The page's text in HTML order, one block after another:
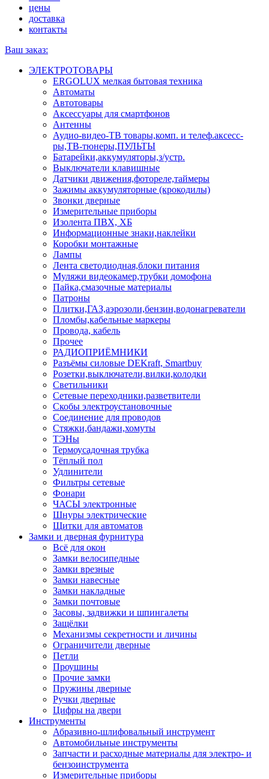
цены
доставка
контакты
Ваш заказ:
ЭЛЕКТРОТОВАРЫ
ERGOLUX мелкая бытовая техника
Автоматы
Автотовары
Аксессуары для смартфонов
Антенны
Аудио-видео-ТВ товары,комп. и телеф.аксесс-
ры,ТВ-тюнеры,ПУЛЬТЫ
Батарейки,аккумуляторы,з/устр.
Выключатели клавишные
Датчики движения,фотореле,таймеры
Зажимы аккумуляторные (крокодилы)
Звонки дверные
Измерительные приборы
Изолента ПВХ, ХБ
Информационные знаки,наклейки
Коробки монтажные
Лампы
Лента светодиодная,блоки питания
Муляжи видеокамер,трубки домофона
Пайка,смазочные материалы
Патроны
Плитки,ГАЗ,аэрозоли,бензин,водонагреватели
Пломбы,кабельные маркеры
Провода, кабель
Прочее
РАДИОПРИЁМНИКИ
Разъёмы силовые DEKraft, Smartbuy
Розетки,выключатели,вилки,колодки
Светильники
Сетевые переходники,разветвители
Скобы электроустановочные
Соединение для проводов
Стяжки,бандажи,хомуты
ТЭНы
Термоусадочная трубка
Тёплый пол
Удлинители
Фильтры сетевые
Фонари
ЧАСЫ электронные
Шнуры электрические
Щитки для автоматов
Замки и дверная фурнитура
Всё для окон
Замки велосипедные
Замки врезные
Замки навесные
Замки накладные
Замки почтовые
Засовы, задвижки и шпингалеты
Защёлки
Механизмы секретности и личины
Ограничители дверные
Петли
Проушины
Прочие замки
Пружины дверные
Ручки дверные
Цифры на двери
Инструменты
Абразивно-шлифовальный инструмент
Автомобильные инструменты
Запчасти и расходные материалы для электро- и
бензоинструмента
Измерительные приборы